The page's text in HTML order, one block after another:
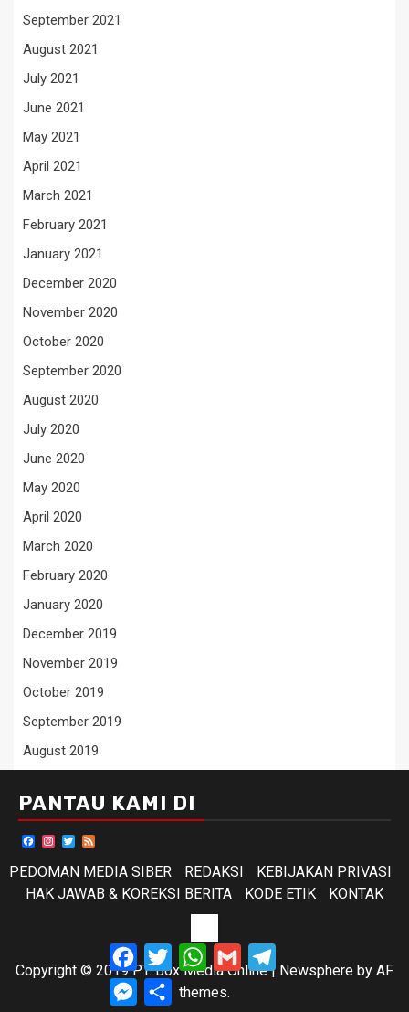
September 2021
August 2021
July 2021
June 2021
May 2021
April 2021
March 2021
February 2021
January 2021
December 2020
November 2020
October 2020
September 2020
August 2020
July 2020
June 2020
May 2020
April 2020
March 2020
February 2020
January 2020
December 2019
November 2019
October 2019
September 2019
August 2019
PANTAU KAMI DI
Facebook
Instagram
Twitter
PEDOMAN MEDIA SIBER
REDAKSI
KEBIJAKAN PRIVASI
HAK JAWAB & KOREKSI BERITA
KODE ETIK KONTAK
ETIK
Copyright © 2019 PT. Box Media Online| Newsphere by AF
themes.
Facebook
TwitterWhatsApp
Gmail
Messenger
Share